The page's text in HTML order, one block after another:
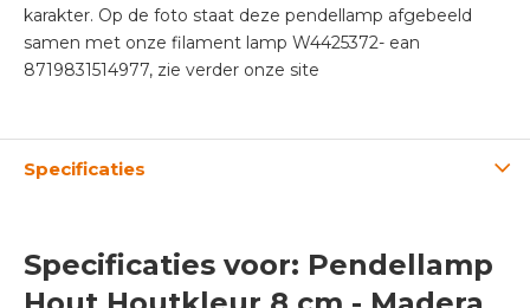
karakter. Op de foto staat deze pendellamp afgebeeld
samen met onze filament lamp W4425372- ean
8719831514977, zie verder onze site
Specificaties
Specificaties voor: Pendellamp